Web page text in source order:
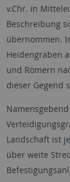
v.Chr. in
Beschreibung
übernommen.
Heidengraben
und Römern
dieser Gegend
Landschaft ist
über weite